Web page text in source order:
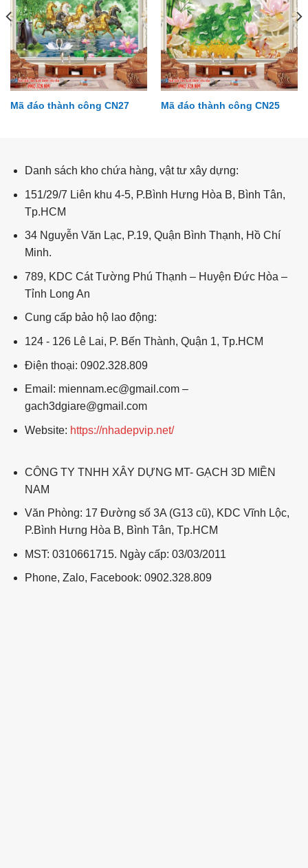
Mã đáo thành công CN27 Mã đáo thành công CN25
Danh sách kho chứa hàng, vật tư xây dựng:
151/29/7 Liên khu 4-5, P.Bình Hưng Hòa B, Bình Tân,
Tp.HCM
34 Nguyễn Văn Lạc, P.19, Quận Bình Thạnh, Hồ Chí
Minh.
789, KDC Cát Tường Phú Thạnh – Huyện Đức Hòa –
Tỉnh Long An
Cung cấp bảo hộ lao động:
124 - 126 Lê Lai, P. Bến Thành, Quận 1, Tp.HCM
Điện thoại: 0902.328.809
Email: miennam.ec@gmail.com –
gach3dgiare@gmail.com
Website: https://nhadepvip.net/
CÔNG TY TNHH XÂY DỰNG MT- GẠCH 3D MIỀN
NAM
Văn Phòng: 17 Đường số 3A (G13 cũ), KDC Vĩnh Lộc,
P.Bình Hưng Hòa B, Bình Tân, Tp.HCM
MST: 0310661715. Ngày cấp: 03/03/2011
Phone, Zalo, Facebook: 0902.328.809